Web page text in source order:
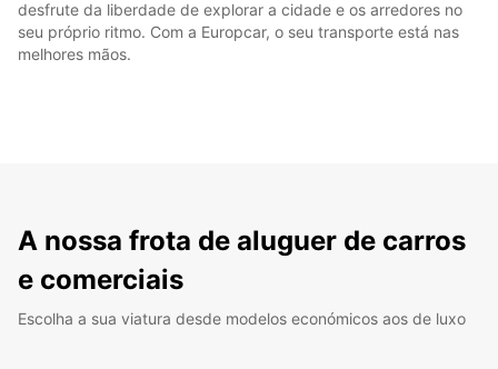
desfrute da liberdade de explorar a cidade e os arredores no
seu próprio ritmo. Com a Europcar, o seu transporte está nas
melhores mãos.
A nossa frota de aluguer de carros
e comerciais
Escolha a sua viatura desde modelos económicos aos de luxo